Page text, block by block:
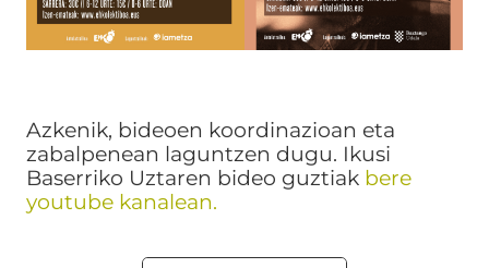
Azkenik, bideoen koordinazioan eta
zabalpenean laguntzen dugu. Ikusi
Baserriko Uztaren bideo guztiak bere
youtube kanalean.